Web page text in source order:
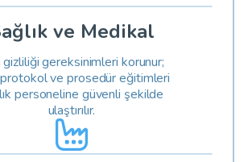
ve Medikal
gizliliği gereksinimleri korunur;
protokol ve prosedür eğitimleri
personeline güvenli şekilde
ulaştırılır.